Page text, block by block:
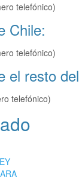
telefónico)
Chile:
telefónico)
el resto
telefónico)